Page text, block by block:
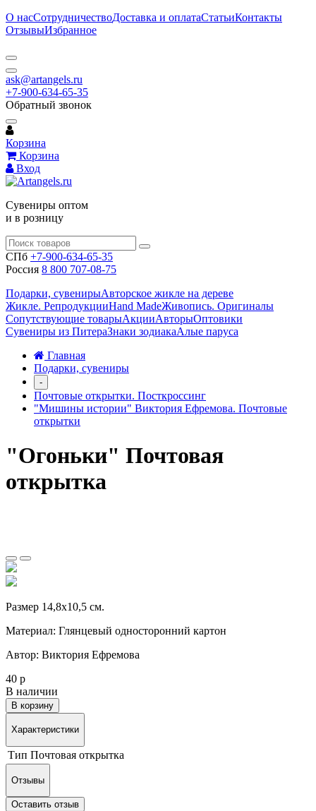
О насСотрудничествоДоставка и оплатаСтатьиКонтакты
ОтзывыИзбранное
ask@artangels.ru
+7-900-634-65-35
Обратный звонок
Корзина
Корзина
Вход
Сувениры оптом
и в розницу
СПб +7-900-634-65-35
Россия 8 800 707-08-75
Подарки, сувенирыАвторское жикле на дереве
Жикле. РепродукцииHand MadeЖивопись. Оригиналы
Сопутствующие товарыАкцииАвторыОптовики
Сувениры из ПитераЗнаки зодиакаАлые паруса
Главная
Подарки, сувениры
-
Почтовые открытки. Посткроссинг
"Мишины истории" Виктория Ефремова. Почтовые
открытки
"Огоньки" Почтовая
открытка
Размер 14,8х10,5 см.
Материал: Глянцевый односторонний картон
Автор: Виктория Ефремова
40 р
В наличии
В корзину
Характеристики
Тип Почтовая открытка
Отзывы
Оставить отзыв